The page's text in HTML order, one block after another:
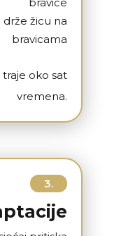
žicu na
bravicama
oko sat
vremena.
3.